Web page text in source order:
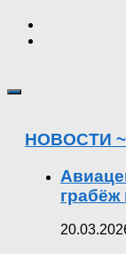
НОВОСТИ ~
грабёж